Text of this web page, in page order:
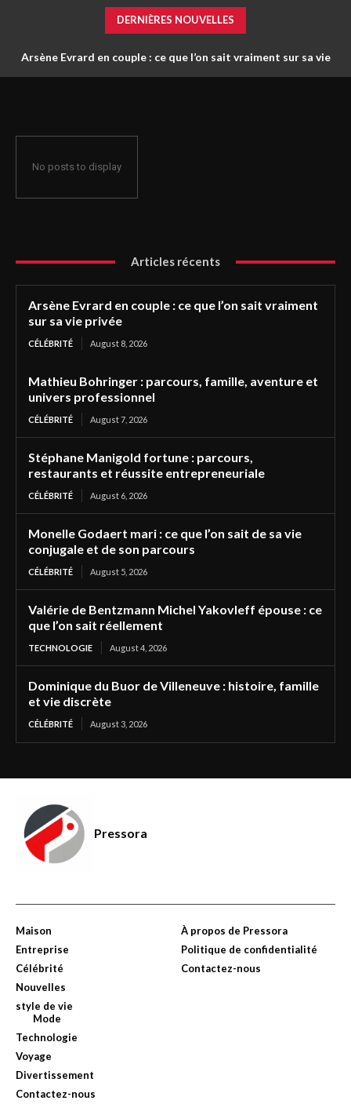
DERNIÈRES NOUVELLES
Arsène Evrard en couple : ce que l’on sait vraiment sur sa vie
No posts to display
Articles récents
Arsène Evrard en couple : ce que l’on sait vraiment
sur sa vie privée
CÉLÉBRITÉ August 8, 2026
Mathieu Bohringer : parcours, famille, aventure et
univers professionnel
CÉLÉBRITÉ August 7, 2026
Stéphane Manigold fortune : parcours,
restaurants et réussite entrepreneuriale
CÉLÉBRITÉ August 6, 2026
Monelle Godaert mari : ce que l’on sait de sa vie
conjugale et de son parcours
CÉLÉBRITÉ August 5, 2026
Valérie de Bentzmann Michel Yakovleff épouse : ce
que l’on sait réellement
TECHNOLOGIE August 4, 2026
Dominique du Buor de Villeneuve : histoire, famille
et vie discrète
CÉLÉBRITÉ August 3, 2026
Pressora
Maison
Entreprise
Célébrité
Nouvelles
style de vie
Mode
Technologie
Voyage
Divertissement
Contactez-nous
À propos de Pressora
Politique de confidentialité
Contactez-nous